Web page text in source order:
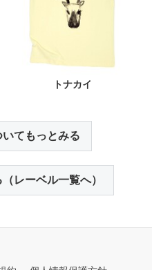
トナカイ
てもっとみる
レーベル一覧へ）